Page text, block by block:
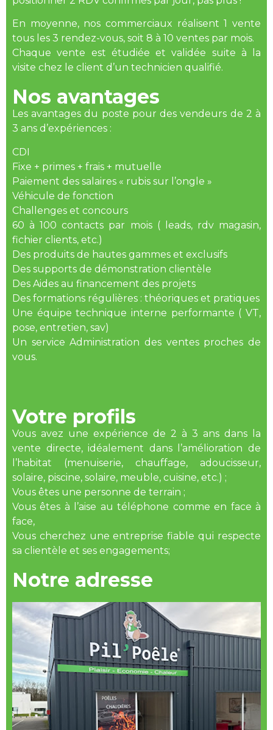
En moyenne, nos commerciaux réalisent 1 vente
tous les 3 rendez-vous, soit 8 à 10 ventes par mois.
Chaque vente est étudiée et validée suite à la
visite chez le client d’un technicien qualifié.
Nos avantages
Les avantages du poste pour des vendeurs de 2 à
3 ans d’expériences :
CDI
Fixe + primes + frais + mutuelle
Paiement des salaires « rubis sur l’ongle »
Véhicule de fonction
Challenges et concours
60 à 100 contacts par mois ( leads, rdv magasin,
fichier clients, etc.)
Des produits de hautes gammes et exclusifs
Des supports de démonstration clientèle
Des Aides au financement des projets
Des formations régulières : théoriques et pratiques
Une équipe technique interne performante ( VT,
pose, entretien, sav)
Un service Administration des ventes proches de
vous.
Votre profils
Vous avez une expérience de 2 à 3 ans dans la
vente directe, idéalement dans l’amélioration de
l’habitat (menuiserie, chauffage, adoucisseur,
solaire, piscine, solaire, meuble, cuisine, etc.) ;
Vous êtes une personne de terrain ;
Vous êtes à l’aise au téléphone comme en face à
face,
Vous cherchez une entreprise fiable qui respecte
sa clientèle et ses engagements;
Notre adresse